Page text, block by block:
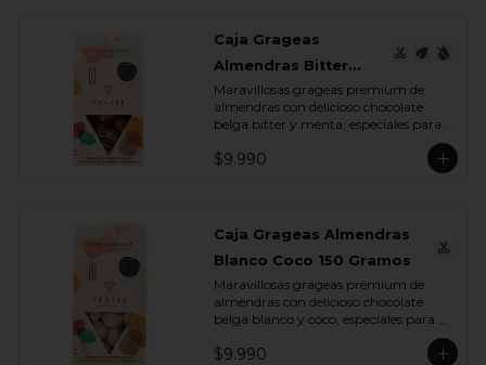
Caja Grageas
Almendras Bitter
Menta 150 Gramos
Maravillosas grageas premium de
almendras con delicioso chocolate
belga bitter y menta, especiales para
quieres.
$9.990
Caja Grageas Almendras
Blanco Coco 150 Gramos
Maravillosas grageas premium de
almendras con delicioso chocolate
belga blanco y coco, especiales para
quieres.
$9.990